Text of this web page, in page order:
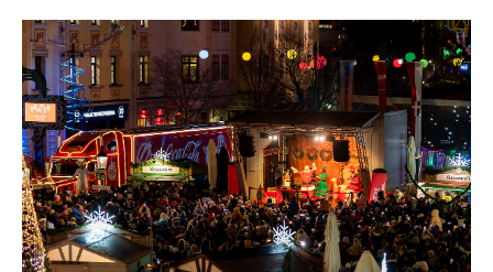
ALFIES
HANNERSBERG
WILHELM-EXNER-MEDAILLEN STIFTUNG
ADMIRAL SPORTWETTEN
EWP RECYCLING PFAND ÖSTERREICH
ANNEMARIE CHARITY
IMPERIAL MARKETS
TRÄGERVEREIN EINWEGPFAND